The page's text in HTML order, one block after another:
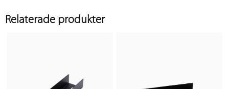
Relaterade produkter